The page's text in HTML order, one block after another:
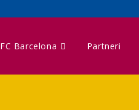
FC Barcelona Partneri